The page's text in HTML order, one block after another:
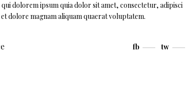
dolorem ipsum quia dolor sit amet, consectetur, adipisci
dolore magnam aliquam quaerat voluptatem.
fb tw